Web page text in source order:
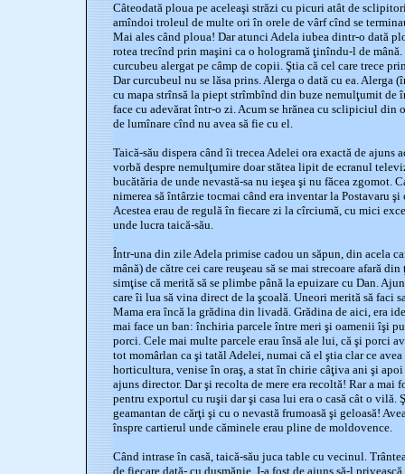
Câteodată ploua pe aceleaşi străzi cu picuri atât de
amîndoi troleul de multe ori în orele de vârf cînd se
Mai ales când ploua! Dar atunci Adela iubea dintr-o dată
rotea trecînd prin maşini ca o hologramă ţinîndu-l de
curcubeu alergat pe câmp de copii. Ştia că cel care trece
Dar curcubeul nu se lăsa prins. Alerga o dată cu ea.
cu mapa strînsă la piept strîmbînd din buze nemulţumit de
face cu adevărat într-o zi. Acum se hrănea cu sclipiciul din
de lumînare cînd nu avea să fie cu el.
Taică-său dispera când îi trecea Adelei ora exactă de ajuns
vorbă despre nemulţumire doar stătea lipit de ecranul
bucătăria de unde nevastă-sa nu ieşea şi nu făcea zgomot.
nimerea să întârzie tocmai când era inventar la Postavaru
Acestea erau de regulă în fiecare zi la cîrciumă, cu mici
unde lucra taică-său.
Într-una din zile Adela primise cadou un săpun, din acela
mână) de către cei care reuşeau să se mai strecoare afară
simţise că merită să se plimbe până la epuizare cu Dan.
care îi lua să vina direct de la şcoală. Uneori merită să
Mama era încă la grădina din livadă. Grădina de aici, era
mai face un ban: închiria parcele între meri şi oamenii îşi
porci. Cele mai multe parcele erau însă ale lui, că şi porci
tot momârlan ca şi tatăl Adelei, numai că el ştia clar ce avea
horticultura, venise în oraş, a stat în chirie câţiva ani şi
ajuns director. Dar şi recolta de mere era recoltă! Rar a mai
pentru exportul cu ruşii dar şi casa lui era o casă cât o vilă.
geamantan de cărţi şi cu o nevastă frumoasă şi geloasă!
înspre cartierul unde căminele erau pline de moldovence.
Când intrase în casă, taică-său juca table cu vecinul.
de fiecare dată- cu duşmănie. I-a fost de ajuns să-l